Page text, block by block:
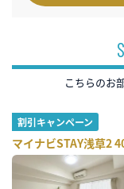
こちらのお
割引キャンペーン
マイナビSTAY浅草2